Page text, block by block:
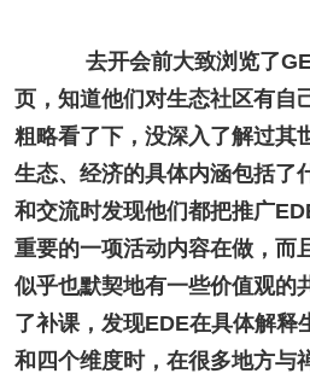
去开会前大致浏览了
页，知道他们对生态社区有自
粗略看了下，没深入了解过其
生态、经济的具体内涵包括了
和交流时发现他们都把推广
重要的一项活动内容在做，而
似乎也默契地有一些价值观的
了补课，发现EDE在具体解释
和四个维度时，在很多地方与